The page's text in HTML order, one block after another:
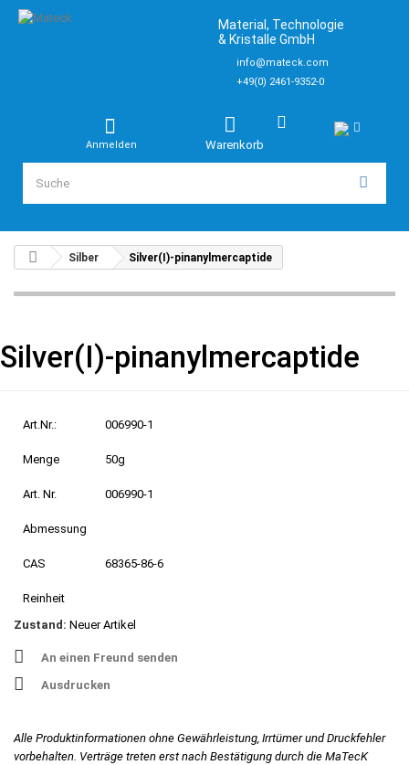
Material, Technologie
& Kristalle GmbH
info@mateck.com
+49(0) 2461-9352-0
Warenkorb
Anmelden
Silber Silver(I)-pinanylmercaptide
Silver(I)-pinanylmercaptide
Art.Nr.: 006990-1
Menge 50g
Art. Nr. 006990-1
Abmessung
CAS 68365-86-6
Reinheit
Zustand: Neuer Artikel
An einen Freund senden
Ausdrucken
Alle Produktinformationen ohne Gewährleistung, Irrtümer und Druckfehler
vorbehalten. Verträge treten erst nach Bestätigung durch die MaTecK